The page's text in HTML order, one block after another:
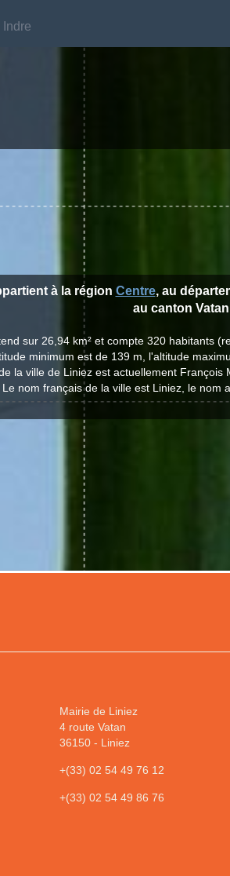
Indre
Mairie de Liniez
4 route Vatan
36150- Liniez
+(33) 02 54 49 76 12
+(33) 02 54 49 86 76
à la région Centre, au
au canton
sur 26,94 km² et compte 320 habitants
minimum est de 139 m, l'altitude
la ville de Liniez est actuellement François
Le nom français de la ville est Liniez, le nom
Indre